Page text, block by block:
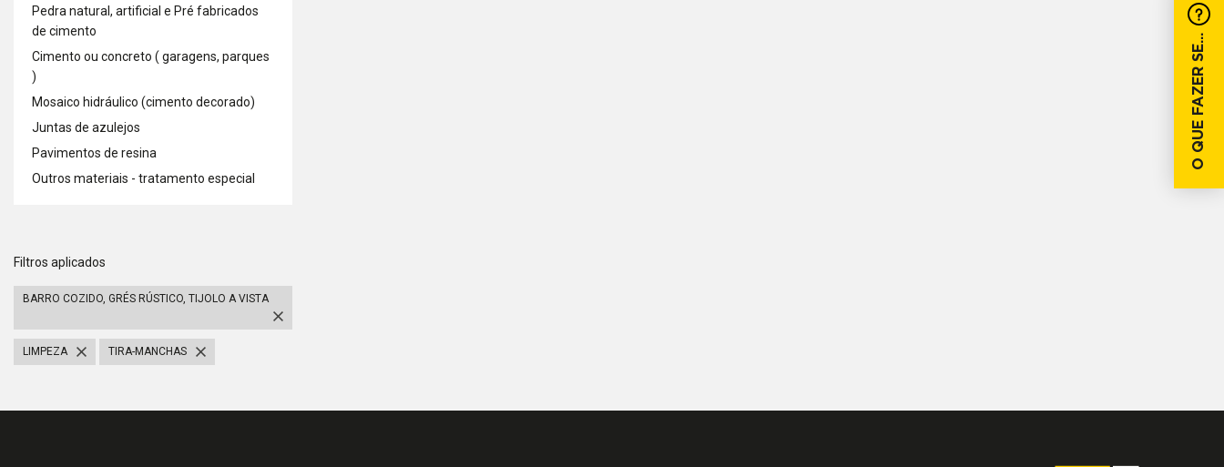
O QUE FAZER SE...
Pedra natural, artificial e Pré fabricados
de cimento
Cimento ou concreto ( garagens, parques
)
Mosaico hidráulico (cimento decorado)
Juntas de azulejos
Pavimentos de resina
Outros materiais - tratamento especial
Filtros aplicados
BARRO COZIDO, GRÉS RÚSTICO, TIJOLO A VISTA
LIMPEZA TIRA-MANCHAS